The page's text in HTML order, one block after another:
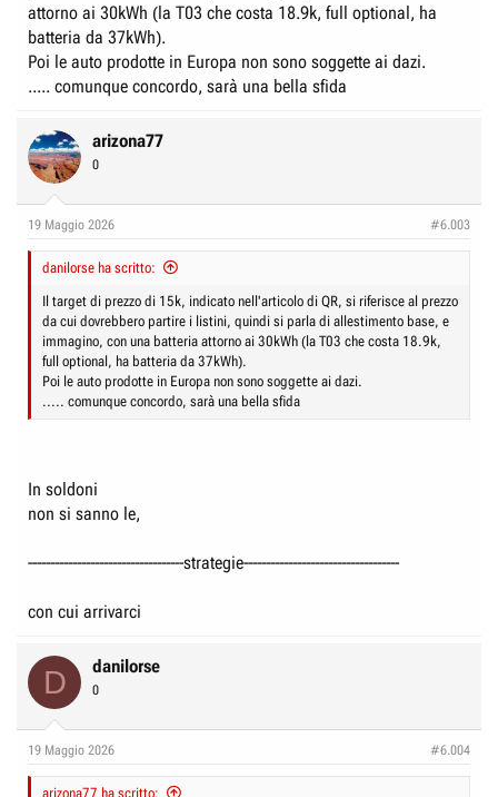
attorno ai 30kWh (la T03 che costa 18.9k, full optional, ha
batteria da 37kWh).
Poi le auto prodotte in Europa non sono soggette ai dazi.
..... comunque concordo, sarà una bella sfida
arizona77
0
19 Maggio 2026 #6.003
danilorse ha scritto:
Il target di prezzo di 15k, indicato nell'articolo di QR, si riferisce al prezzo
da cui dovrebbero partire i listini, quindi si parla di allestimento base, e
immagino, con una batteria attorno ai 30kWh (la T03 che costa 18.9k,
full optional, ha batteria da 37kWh).
Poi le auto prodotte in Europa non sono soggette ai dazi.
..... comunque concordo, sarà una bella sfida
In soldoni
non si sanno le,
-----------------------------------strategie-----------------------------------
con cui arrivarci
D danilorse
0
19 Maggio 2026 #6.004
arizona77 ha scritto: